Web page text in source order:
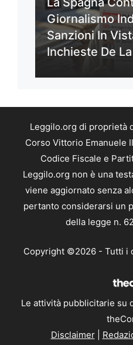
Giornalismo
Sanzioni In
Inchieste De
Leggilo.org di proprietà
Corso Vittorio Emanuele
Codice Fiscale e
Leggilo.org non è una
viene aggiornato senza
pertanto considerarsi un
della legge n.
Copyright ©2026 - Tutti i
Le attività pubblicitarie su
Disclaimer|